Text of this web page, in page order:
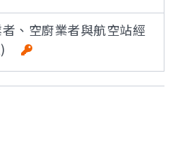
、空廚業者與航空站經